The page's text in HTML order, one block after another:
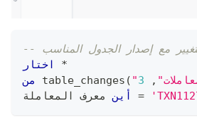
مع إصدار الجدول المناسب
اختار
*
من
table_changes ( ,
3
أين
=